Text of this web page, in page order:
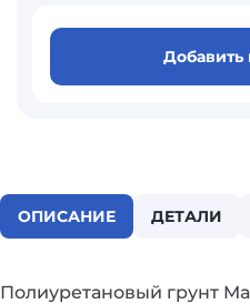
Добавить
ОПИСАНИЕ ДЕТАЛИ
Полиуретановый грунт